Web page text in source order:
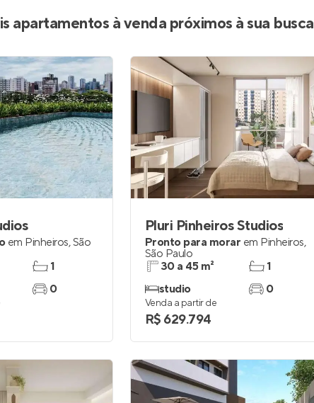
apartamentos à venda próximos à sua busca
em Pinheiros,São
1
0
Pluri Pinheiros Studios
Pronto para morar em Pinheiros,
São Paulo
30 a 45 m²
studio
1
0
Venda a partir de
R$ 629.794